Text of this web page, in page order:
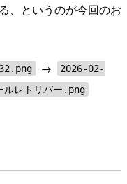
、というのが今回のお
→
2026-02-
レトリバー.png